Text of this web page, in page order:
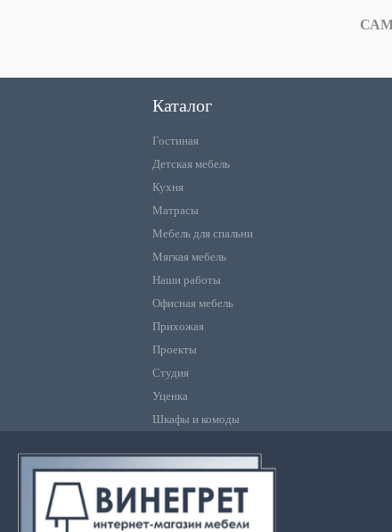
Каталог
Гостиная
Детская мебель
Кухня
Матрасы
Мебель для спальни
Мягкая мебель
Наши работы
Офисная мебель
Прихожая
Проекты
Студия
Уценка
Шкафы и комоды